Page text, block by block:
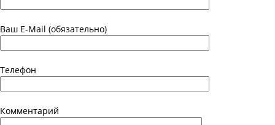
Ваш E-Mail (обязательно)
Телефон
Комментарий